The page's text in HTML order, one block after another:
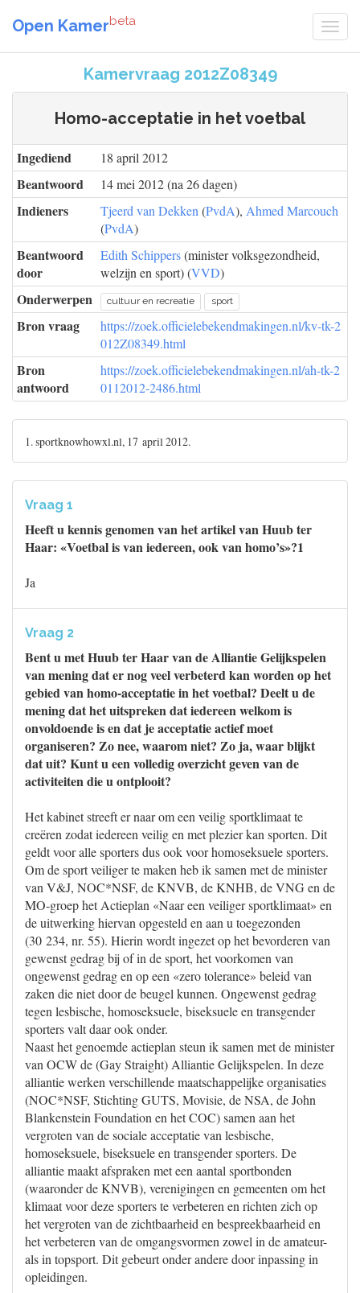
Open Kamerbeta
Kamervraag 2012Z08349
Homo-acceptatie in het voetbal
Ingediend 18 april 2012
Beantwoord 14 mei 2012 (na 26 dagen)
Indieners Tjeerd van Dekken (PvdA), Ahmed Marcouch
(PvdA)
Beantwoord
door
Edith Schippers(minister volksgezondheid,
welzijn en sport) (VVD)
Onderwerpen cultuur en recreatie sport
Bron vraag
https://zoek.officielebekendmakingen.nl/kv-tk-2
012Z08349.html
Bron
antwoord
https://zoek.officielebekendmakingen.nl/ah-tk-2
0112012-2486.html
1. sportknowhowxl.nl, 17 april 2012.
Vraag 1
Heeft u kennis genomen van het artikel van Huub ter
Haar: «Voetbal is van iedereen, ook van homo’s»?1
Ja
Vraag 2
Bent u met Huub ter Haar van de Alliantie Gelijkspelen
van mening dat er nog veel verbeterd kan worden op het
gebied van homo-acceptatie in het voetbal? Deelt u de
mening dat het uitspreken dat iedereen welkom is
onvoldoende is en dat je acceptatie actief moet
organiseren? Zo nee, waarom niet? Zo ja, waar blijkt
dat uit? Kunt u een volledig overzicht geven van de
activiteiten die u ontplooit?
Het kabinet streeft er naar om een veilig sportklimaat te
creëren zodat iedereen veilig en met plezier kan sporten. Dit
geldt voor alle sporters dus ook voor homoseksuele sporters.
Om de sport veiliger te maken heb ik samen met de minister
van V&J, NOC*NSF, de KNVB, de KNHB, de VNG en de
MO-groep het Actieplan «Naar een veiliger sportklimaat» en
de uitwerking hiervan opgesteld en aan u toegezonden
(30 234, nr. 55). Hierin wordt ingezet op het bevorderen van
gewenst gedrag bij of in de sport, het voorkomen van
ongewenst gedrag en op een «zero tolerance» beleid van
zaken die niet door de beugel kunnen. Ongewenst gedrag
tegen lesbische, homoseksuele, biseksuele en transgender
sporters valt daar ook onder.
Naast het genoemde actieplan steun ik samen met de minister
van OCW de (Gay Straight) Alliantie Gelijkspelen. In deze
alliantie werken verschillende maatschappelijke organisaties
(NOC*NSF, Stichting GUTS, Movisie, de NSA, de John
Blankenstein Foundation en het COC) samen aan het
vergroten van de sociale acceptatie van lesbische,
homoseksuele, biseksuele en transgender sporters. De
alliantie maakt afspraken met een aantal sportbonden
(waaronder de KNVB), verenigingen en gemeenten om het
klimaat voor deze sporters te verbeteren en richten zich op
het vergroten van de zichtbaarheid en bespreekbaarheid en
het verbeteren van de omgangsvormen zowel in de amateur-
als in topsport. Dit gebeurt onder andere door inpassing in
opleidingen.